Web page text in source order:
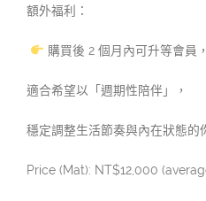
額外福利：
購買後 2 個月內可升等會員
適合希望以「週期性陪伴」，
穩定調整生活節奏與內在狀態的
Price (Mat): NT$12,000